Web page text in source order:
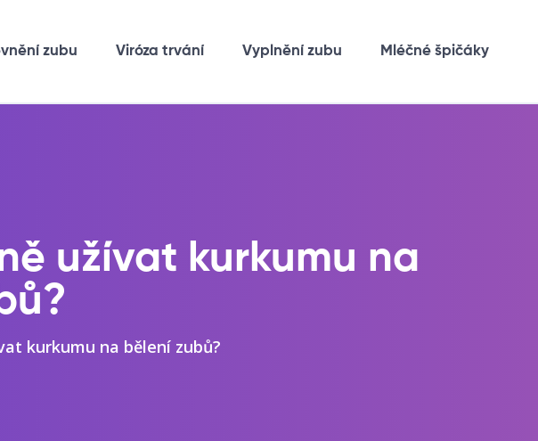
zubu Viróza trvání Vyplnění zubu Mléčné špičáky
užívat kurkumu na
kurkumu na bělení zubů?